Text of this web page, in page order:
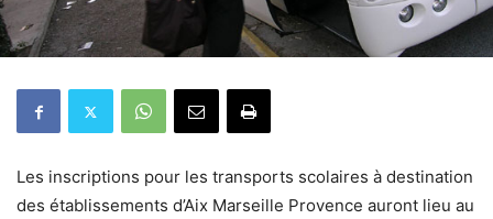
Les inscriptions pour les transports scolaires à destination
des établissements d’Aix Marseille Provence auront lieu au